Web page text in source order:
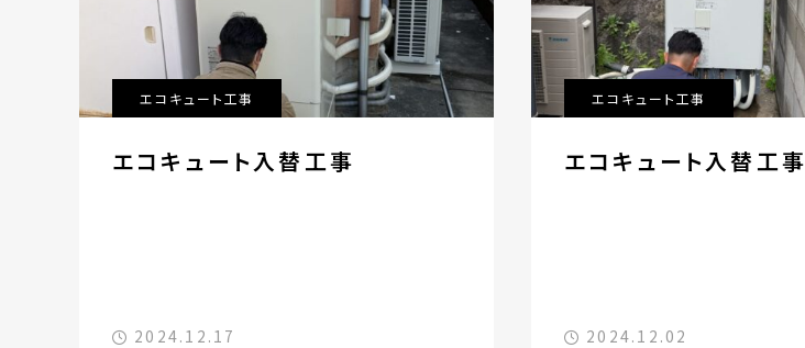
エコキュート工事
エコキュート入替工事
2024.12.17
エコキュート工事
エコキュート入替工事
2024.12.02